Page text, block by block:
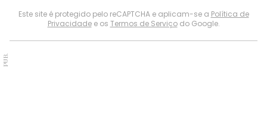
Este site é protegido pelo reCAPTCHA e aplicam-se a Política de
Privacidadee os Termos de Serviçodo Google.
PUB.